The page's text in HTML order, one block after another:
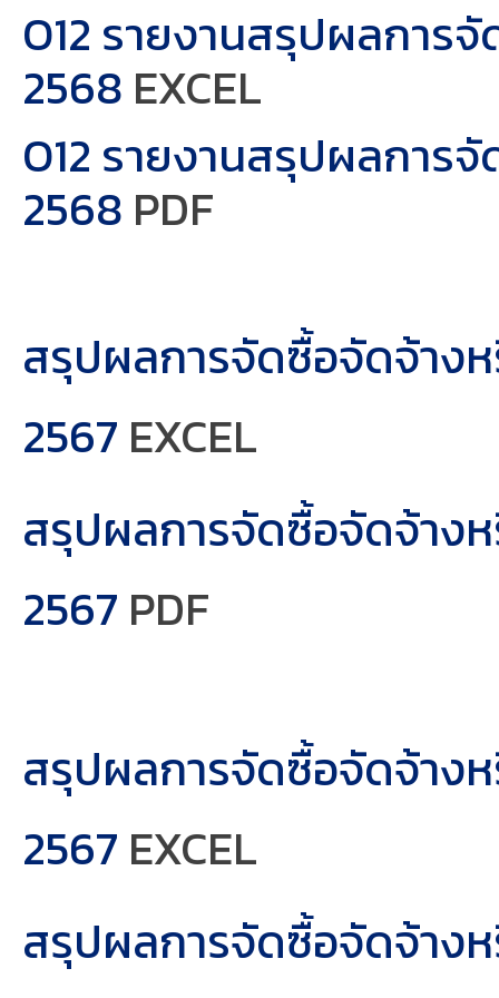
O12 รายงานสรุปผลการ
2568 EXCEL
O12 รายงานสรุปผลการ
2568 PDF
สรุปผลการจัดซื้อจัดจ้าง
2567 EXCEL
สรุปผลการจัดซื้อจัดจ้าง
2567 PDF
สรุปผลการจัดซื้อจัดจ้าง
2567 EXCEL
สรุปผลการจัดซื้อจัดจ้าง